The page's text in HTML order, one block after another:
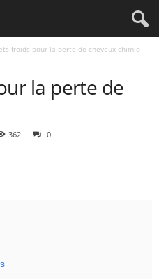
froids pour la perte de cheveux chimio
la perte de
362 0